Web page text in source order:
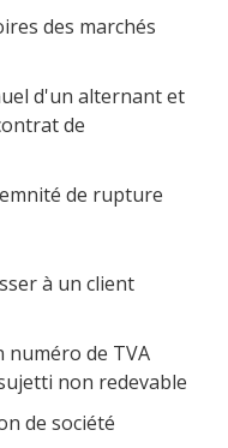
des marchés
d'un alternant et
de
de rupture
à un client
de TVA
non redevable
de société